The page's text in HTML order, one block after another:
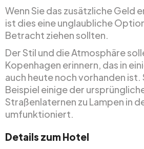
Wenn Sie das zusätzliche Geld
ist dies eine unglaubliche
Betracht ziehen sollten.
Der Stil und die Atmosphäre
Kopenhagen erinnern, das in
auch heute noch vorhanden ist.
Beispiel einige der
Straßenlaternen zu Lampen in
umfunktioniert.
Details zum Hotel